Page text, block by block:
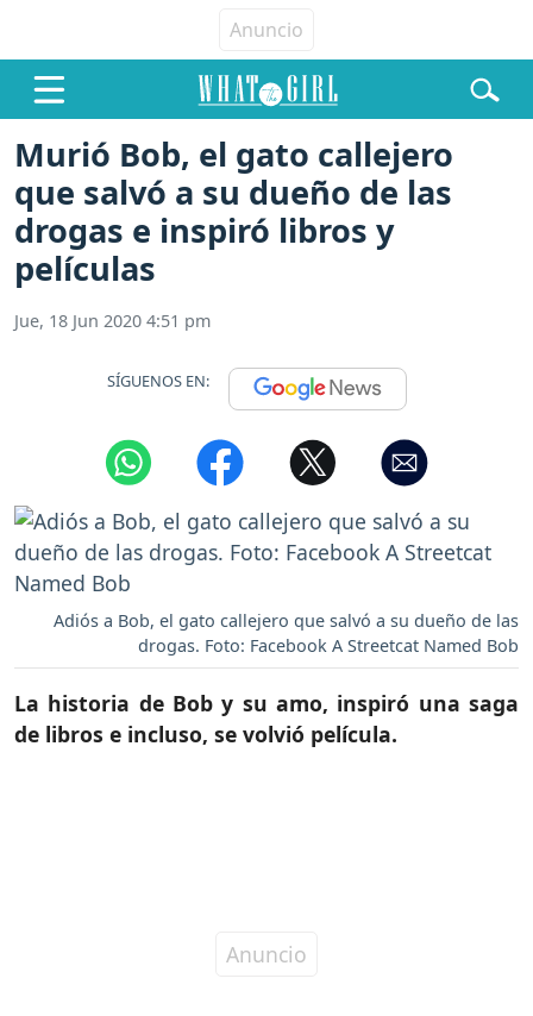
Murió Bob, el gato callejero
que salvó a su dueño de las
drogas e inspiró libros y
películas
Jue, 18 Jun 2020 4:51 pm
SÍGUENOS EN:
Adiós a Bob, el gato callejero que salvó a su dueño de las
drogas. Foto: Facebook A Streetcat Named Bob
La historia de Bob y su amo, inspiró una saga
de libros e incluso, se volvió película.